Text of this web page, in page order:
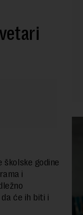
školske godine
i
će ih biti i